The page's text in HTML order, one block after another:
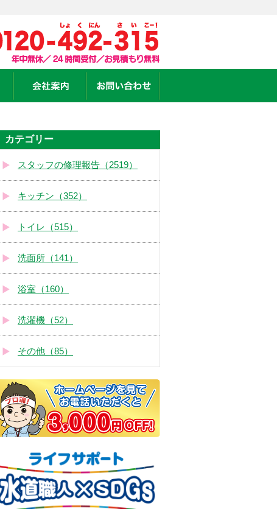
カテゴリー
スタッフの修理報告（2519）
キッチン（352）
トイレ（515）
洗面所（141）
浴室（160）
洗濯機（52）
その他（85）